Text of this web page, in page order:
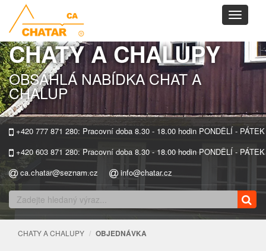
Toggle
CHATY A CHALUPY
OBSÁHLÁ NABÍDKA CHAT A
CHALUP
+420 777 871 280: Pracovní doba 8.30 - 18.00 hodin PONDĚLÍ - PÁTEK
+420 603 871 280: Pracovní doba 8.30 - 18.00 hodin PONDĚLÍ - PÁTEK
ca.chatar@seznam.cz
info@chatar.cz
CHATY A CHALUPY OBJEDNÁVKA